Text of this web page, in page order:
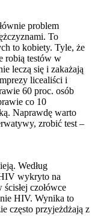
problem
To
to kobiety. Tyle, że
robią testów w
leczą się i zakażają
licealiści i
60 proc. osób
co 10
Naprawdę warto
zrobić test –
Według
wykryto na
czołówce
HIV. Wynika to
często przyjeżdżają z